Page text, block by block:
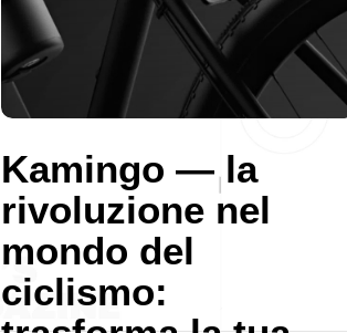
Kamingo — la
rivoluzione nel
mondo del
ciclismo: